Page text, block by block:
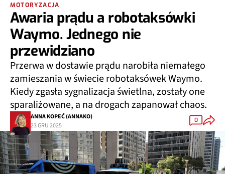
MOTORYZACJA
Awaria prądu a robotaksówki
Waymo. Jednego nie
przewidziano
Przerwa w dostawie prądu narobiła niemałego
zamieszania w świecie robotaksówek Waymo.
Kiedy zgasła sygnalizacja świetlna, zostały one
sparaliżowane, a na drogach zapanował chaos.
ANNA KOPEĆ (ANNAKO)
23 GRU 2025
0